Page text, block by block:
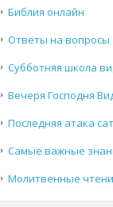
Библия онлайн
Ответы на вопросы
Субботняя школа
Вечеря Господня
Последняя атака
Самые важные
Молитвенные